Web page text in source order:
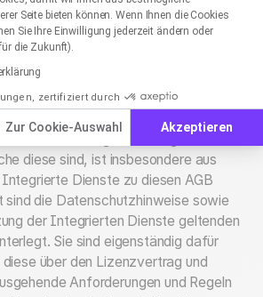
Seite bieten können. Wenn Ihnen die Cookies
Sie Ihre Einwilligung jederzeit ändern oder
die Zukunft).
zertifiziert durch
Zur Cookie-Auswahl Akzeptieren
und Ergebnisse der Integrierten
die Handlungen und Unterlassungen,
resultieren. Im Übrigen haften wir
Haftungsregelungen.
einzelner Integrierter Dienste können
über den Lizenzvertrag und diese
Anforderungen und Regeln
diese sind, ist insbesondere aus
Dienste zu diesen AGB
sind die Datenschutzhinweise sowie
der Integrierten Dienste geltenden
Sie sind eigenständig dafür
über den Lizenzvertrag und
Anforderungen und Regeln